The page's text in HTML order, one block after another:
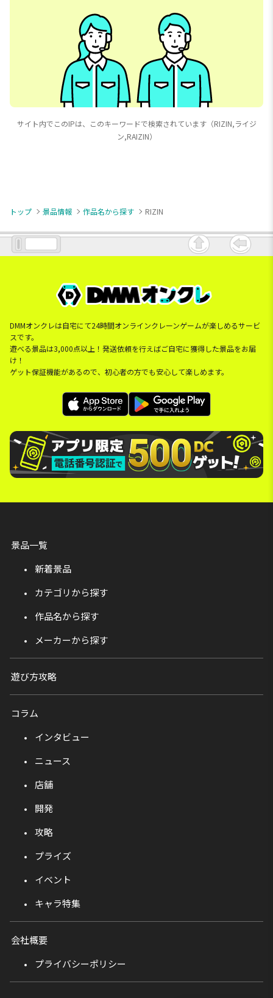
サイト内でこのIPは、このキーワードで検索されています（RIZIN,ライジ
ン,RAIZIN）
トップ 景品情報 作品名から探す RIZIN
DMMオンクレは自宅にて24時間オンラインクレーンゲームが楽しめるサービ
スです。
遊べる景品は3,000点以上！発送依頼を行えばご自宅に獲得した景品をお届
け！
ゲット保証機能があるので、初心者の方でも安心して楽しめます。
景品一覧
新着景品
カテゴリから探す
作品名から探す
メーカーから探す
遊び方攻略
コラム
インタビュー
ニュース
店舗
開発
攻略
プライズ
イベント
キャラ特集
会社概要
プライバシーポリシー